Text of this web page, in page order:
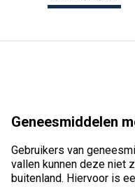
Geneesmiddelen
Gebruikers van
vallen kunnen deze niet
buitenland. Hiervoor is